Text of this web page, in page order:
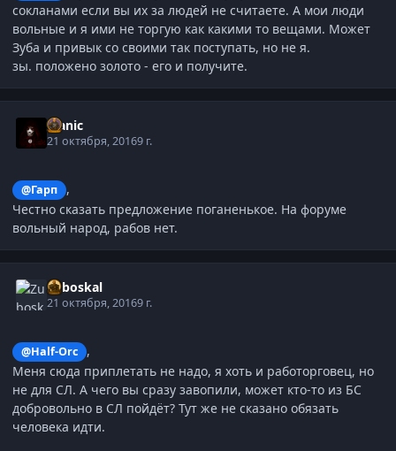
сокланами если вы их за людей не считаете. А мои люди
вольные и я ими не торгую как какими то вещами. Может
Зуба и привык со своими так поступать, но не я.
зы. положено золото - его и получите.
Manic
21 октября, 20169 г.
@Гарп
,
Честно сказать предложение поганенькое. На форуме
вольный народ, рабов нет.
Zuboskal
21 октября, 20169 г.
@Half-Orc
,
Меня сюда приплетать не надо, я хоть и работорговец, но
не для СЛ. А чего вы сразу завопили, может кто-то из БС
добровольно в СЛ пойдёт? Тут же не сказано обязать
человека идти.